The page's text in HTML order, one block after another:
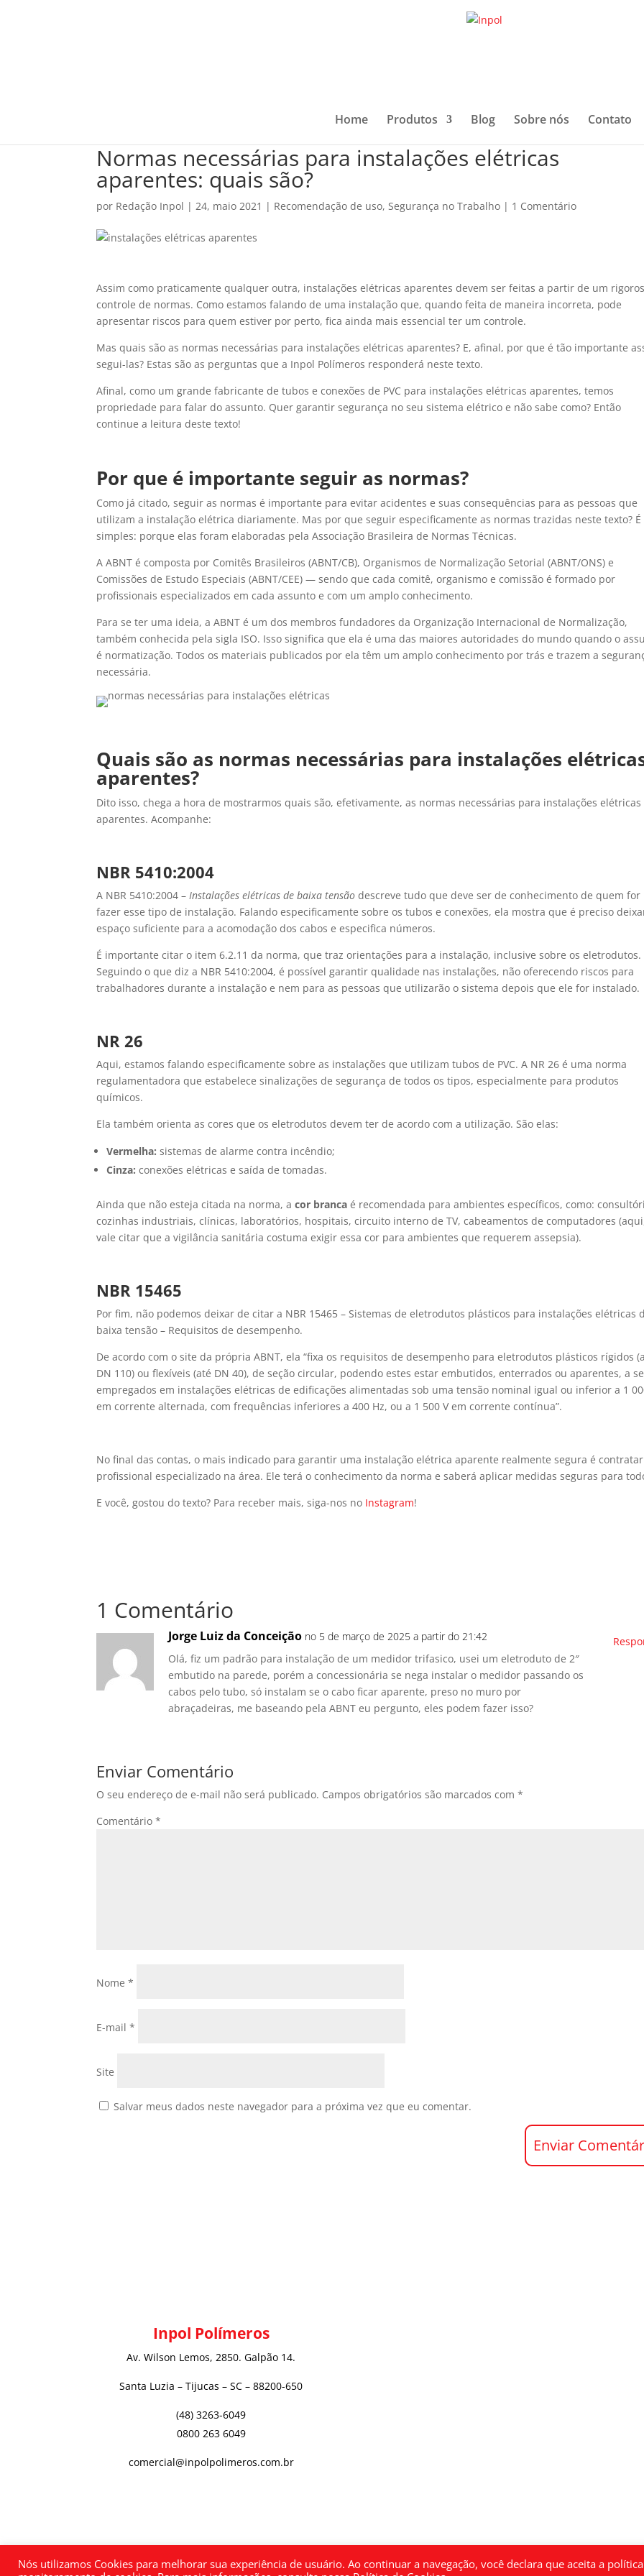
Home Produtos Blog Sobre nós Contato
Normas necessárias para instalações elétricas
aparentes: quais são?
por Redação Inpol |24, maio 2021 | Recomendação de uso,Segurança no Trabalho | 1 Comentário
Assim como praticamente qualquer outra, instalações elétricas aparentes devem ser feitas a partir de um
controle de normas. Como estamos falando de uma instalação que, quando feita de maneira incorreta, pode
apresentar riscos para quem estiver por perto, fica ainda mais essencial ter um controle.
Mas quais são as normas necessárias para instalações elétricas aparentes? E, afinal, por que é tão importante
segui-las? Estas são as perguntas que a Inpol Polímeros responderá neste texto.
Afinal, como um grande fabricante de tubos e conexões de PVC para instalações elétricas aparentes, temos
propriedade para falar do assunto. Quer garantir segurança no seu sistema elétrico e não sabe como? Então
continue a leitura deste texto!
Por que é importante seguir as normas?
Como já citado, seguir as normas é importante para evitar acidentes e suas consequências para as pessoas que
utilizam a instalação elétrica diariamente. Mas por que seguir especificamente as normas trazidas neste texto? É
simples: porque elas foram elaboradas pela Associação Brasileira de Normas Técnicas.
A ABNT é composta por Comitês Brasileiros (ABNT/CB), Organismos de Normalização Setorial (ABNT/ONS) e
Comissões de Estudo Especiais (ABNT/CEE) — sendo que cada comitê, organismo e comissão é formado por
profissionais especializados em cada assunto e com um amplo conhecimento.
Para se ter uma ideia, a ABNT é um dos membros fundadores da Organização Internacional de Normalização,
também conhecida pela sigla ISO. Isso significa que ela é uma das maiores autoridades do mundo quando o
é normatização. Todos os materiais publicados por ela têm um amplo conhecimento por trás e trazem a
necessária.
Quais são as normas necessárias para instalações
aparentes?
Dito isso, chega a hora de mostrarmos quais são, efetivamente, as normas necessárias para instalações elétricas
aparentes. Acompanhe:
NBR 5410:2004
A NBR 5410:2004 –Instalações elétricas de baixa tensão descreve tudo que deve ser de conhecimento de quem for
fazer esse tipo de instalação. Falando especificamente sobre os tubos e conexões, ela mostra que é preciso
espaço suficiente para a acomodação dos cabos e especifica números.
É importante citar o item 6.2.11 da norma, que traz orientações para a instalação, inclusive sobre os eletrodutos.
Seguindo o que diz a NBR 5410:2004, é possível garantir qualidade nas instalações, não oferecendo riscos para
trabalhadores durante a instalação e nem para as pessoas que utilizarão o sistema depois que ele for instalado.
NR 26
Aqui, estamos falando especificamente sobre as instalações que utilizam tubos de PVC. A NR 26 é uma norma
regulamentadora que estabelece sinalizações de segurança de todos os tipos, especialmente para produtos
químicos.
Ela também orienta as cores que os eletrodutos devem ter de acordo com a utilização. São elas:
Vermelha:sistemas de alarme contra incêndio;
Cinza:conexões elétricas e saída de tomadas.
Ainda que não esteja citada na norma, acor branca é recomendada para ambientes específicos, como:
cozinhas industriais, clínicas, laboratórios, hospitais, circuito interno de TV, cabeamentos de computadores
vale citar que a vigilância sanitária costuma exigir essa cor para ambientes que requerem assepsia).
NBR 15465
Por fim, não podemos deixar de citar a NBR 15465 – Sistemas de eletrodutos plásticos para instalações elétricas
baixa tensão – Requisitos de desempenho.
De acordo com o site da própria ABNT, ela “fixa os requisitos de desempenho para eletrodutos plásticos rígidos
DN 110) ou flexíveis (até DN 40), de seção circular, podendo estes estar embutidos, enterrados ou aparentes, a
empregados em instalações elétricas de edificações alimentadas sob uma tensão nominal igual ou inferior a 1
em corrente alternada, com frequências inferiores a 400 Hz, ou a 1 500 V em corrente contínua”.
No final das contas, o mais indicado para garantir uma instalação elétrica aparente realmente segura é
profissional especializado na área. Ele terá o conhecimento da norma e saberá aplicar medidas seguras para
E você, gostou do texto? Para receber mais, siga-nos no Instagram!
1 Comentário
Jorge Luiz da Conceição no 5 de março de 2025 a partir do 21:42
Olá, fiz um padrão para instalação de um medidor trifasico, usei um eletroduto de 2″
embutido na parede, porém a concessionária se nega instalar o medidor passando os
cabos pelo tubo, só instalam se o cabo ficar aparente, preso no muro por
abraçadeiras, me baseando pela ABNT eu pergunto, eles podem fazer isso?
Enviar Comentário
O seu endereço de e-mail não será publicado. Campos obrigatórios são marcados com*
Comentário*
Nome*
E-mail*
Site
Salvar meus dados neste navegador para a próxima vez que eu comentar.
Inpol Polímeros
Av. Wilson Lemos, 2850. Galpão 14.
Santa Luzia – Tijucas – SC – 88200-650
(48) 3263-6049
0800 263 6049
comercial@inpolpolimeros.com.br
Nós utilizamos Cookies para melhorar sua experiência de usuário. Ao continuar a navegação, você declara que aceita a